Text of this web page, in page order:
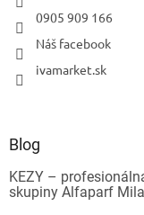
0905 909 166
Náš facebook
ivamarket.sk
Blog
KEZY –
skupiny Alfaparf